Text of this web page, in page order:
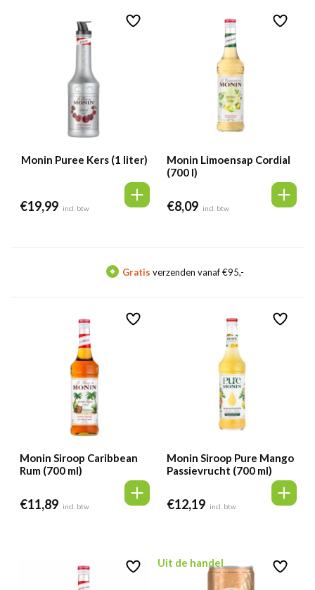
Monin Puree Kers (1 liter)
€19,99 incl. btw
Monin Limoensap Cordial
(700 l)
€8,09 incl. btw
Gratis verzenden vanaf €95,-
Monin Siroop Caribbean
Rum (700 ml)
€11,89 incl. btw
Monin Siroop Pure Mango
Passievrucht (700 ml)
€12,19 incl. btw
Uit de handel